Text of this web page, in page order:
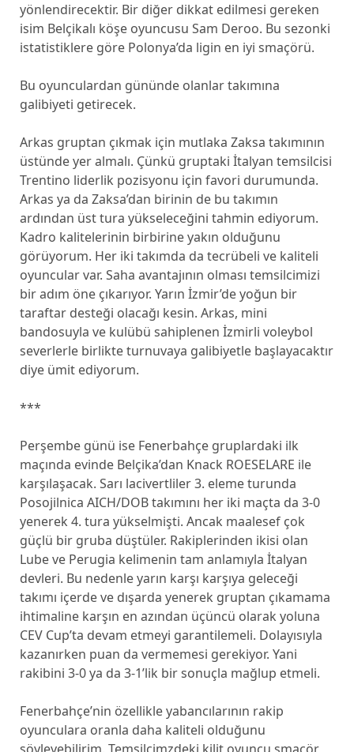
yönlendirecektir. Bir diğer dikkat edilmesi gereken
isim Belçikalı köşe oyuncusu Sam Deroo. Bu sezonki
istatistiklere göre Polonya’da ligin en iyi smaçörü.
Bu oyunculardan gününde olanlar takımına
galibiyeti getirecek.
Arkas gruptan çıkmak için mutlaka Zaksa takımının
üstünde yer almalı. Çünkü gruptaki İtalyan temsilcisi
Trentino liderlik pozisyonu için favori durumunda.
Arkas ya da Zaksa’dan birinin de bu takımın
ardından üst tura yükseleceğini tahmin ediyorum.
Kadro kalitelerinin birbirine yakın olduğunu
görüyorum. Her iki takımda da tecrübeli ve kaliteli
oyuncular var. Saha avantajının olması temsilcimizi
bir adım öne çıkarıyor. Yarın İzmir’de yoğun bir
taraftar desteği olacağı kesin. Arkas, mini
bandosuyla ve kulübü sahiplenen İzmirli voleybol
severlerle birlikte turnuvaya galibiyetle başlayacaktır
diye ümit ediyorum.
***
Perşembe günü ise Fenerbahçe gruplardaki ilk
maçında evinde Belçika’dan Knack ROESELARE ile
karşılaşacak. Sarı lacivertliler 3. eleme turunda
Posojilnica AICH/DOB takımını her iki maçta da 3-0
yenerek 4. tura yükselmişti. Ancak maalesef çok
güçlü bir gruba düştüler. Rakiplerinden ikisi olan
Lube ve Perugia kelimenin tam anlamıyla İtalyan
devleri. Bu nedenle yarın karşı karşıya geleceği
takımı içerde ve dışarda yenerek gruptan çıkamama
ihtimaline karşın en azından üçüncü olarak yoluna
CEV Cup’ta devam etmeyi garantilemeli. Dolayısıyla
kazanırken puan da vermemesi gerekiyor. Yani
rakibini 3-0 ya da 3-1’lik bir sonuçla mağlup etmeli.
Fenerbahçe’nin özellikle yabancılarının rakip
oyunculara oranla daha kaliteli olduğunu